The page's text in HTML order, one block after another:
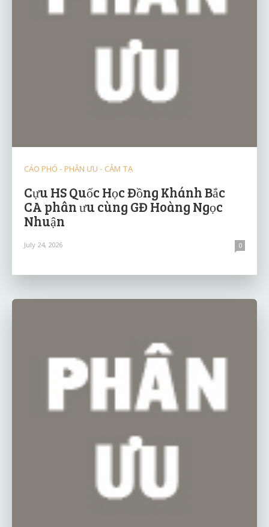
CÁO PHÓ - PHÂN ƯU - CẢM TẠ
Cựu HS Quốc Học Đồng Khánh Bắc
CA phân ưu cùng GĐ Hoàng Ngọc
Nhuận
July 24, 2026 0